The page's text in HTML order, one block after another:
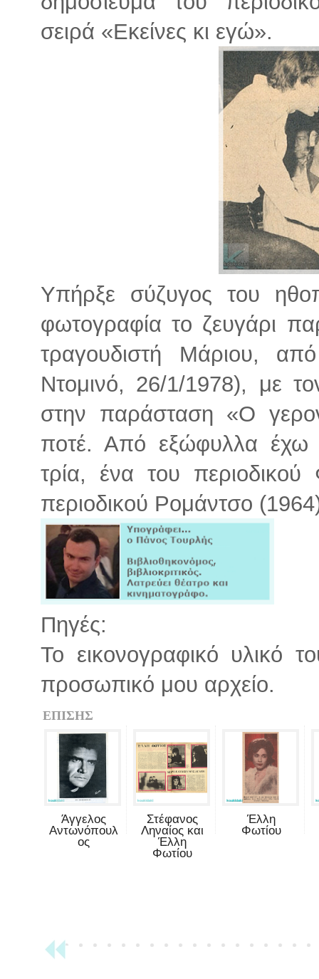
σειρά «Εκείνες κι εγώ».
Υπήρξε σύζυγος του
φωτογραφία το ζευγάρι
τραγουδιστή Μάριου,
Ντομινό, 26/1/1978), με
στην παράσταση «Ο
ποτέ. Από εξώφυλλα έχω
τρία, ένα του
περιοδικού Ρομάντσο
Πηγές:
Το εικονογραφικό υλικό
προσωπικό μου αρχείο.
ΕΠΙΣΗΣ
Άγγελος
Αντωνόπουλ
ος
Στέφανος
Ληναίος και
Έλλη
Φωτίου
Έλλη
Φωτίου